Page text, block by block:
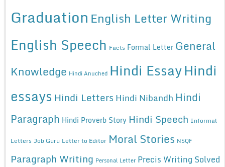
Graduation English Letter Writing
English Speech Facts Formal Letter General
Knowledge Hindi Anuched Hindi EssayHindi
essays Hindi Letters Hindi Nibandh Hindi
Paragraph Hindi Proverb Story Hindi Speech Informal
Letters Job Guru Letter to Editor Moral Stories NSQF
Paragraph Writing Personal Letter Precis Writing Solved